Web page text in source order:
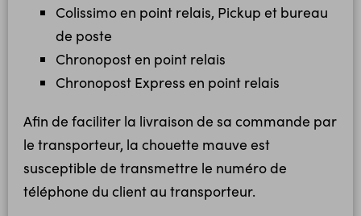
Colissimo en point relais, Pickup et bureau
de poste
Chronopost en point relais
Chronopost Express en point relais
Afin de faciliter la livraison de sa commande par
le transporteur, la chouette mauve est
susceptible de transmettre le numéro de
téléphone du client au transporteur.